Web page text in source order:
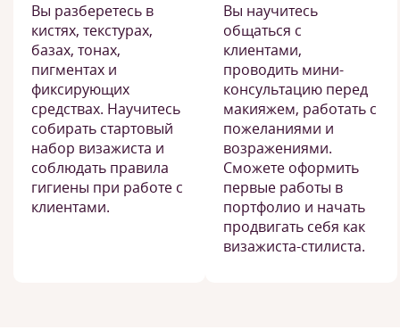
Вы разберетесь в
кистях, текстурах,
базах, тонах,
пигментах и
фиксирующих
средствах. Научитесь
собирать стартовый
набор визажиста и
соблюдать правила
гигиены при работе с
клиентами.
Вы научитесь
общаться с
клиентами,
проводить мини-
консультацию перед
макияжем, работать с
пожеланиями и
возражениями.
Сможете оформить
первые работы в
портфолио и начать
продвигать себя как
визажиста-стилиста.